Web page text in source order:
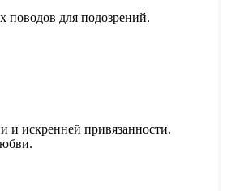
поводов для подозрений.
и искренней привязанности.